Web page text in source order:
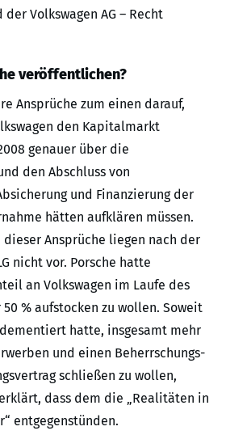
der Volkswagen AG – Recht
veröffentlichen?
Ansprüche zum einen darauf,
den Kapitalmarkt
genauer über die
den Abschluss von
und Finanzierung der
hätten aufklären müssen.
dieser Ansprüche liegen nach der
nicht vor. Porsche hatte
an Volkswagen im Laufe des
50 % aufstocken zu wollen. Soweit
hatte, insgesamt mehr
und einen Beherrschungs-
schließen zu wollen,
dass dem die „Realitäten in
entgegenstünden.